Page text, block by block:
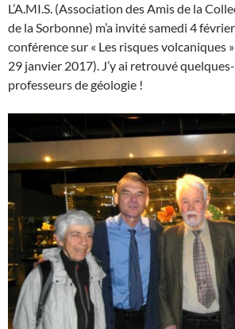
L’A.MI.S. (Association des Amis de la
de la Sorbonne) m’a invité samedi 4
conférence sur « Les risques volcaniques
29 janvier 2017). J’y ai retrouvé
professeurs de géologie !